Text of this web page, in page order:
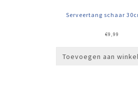
Serveertang schaar
€9,99
Toevoegen aan